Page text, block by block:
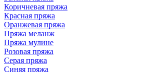
Коричневая пряжа
Красная пряжа
Оранжевая пряжа
Пряжа меланж
Пряжа мулине
Розовая пряжа
Серая пряжа
Синяя пряжа